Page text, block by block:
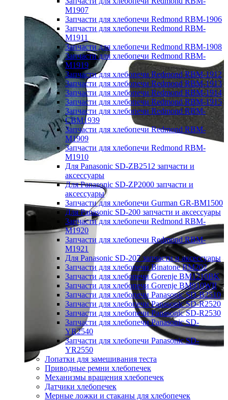
M1907
Запчасти для хлебопечи Redmond RBM-1906
Запчасти для хлебопечи Redmond RBM-
M1911
Запчасти для хлебопечи Redmond RBM-1908
Запчасти для хлебопечи Redmond RBM-
M1919
Запчасти для хлебопечи Redmond RBM-1912
Запчасти для хлебопечи Redmond RBM-1913
Запчасти для хлебопечи Redmond RBM-1914
Запчасти для хлебопечи Redmond RBM-1915
Запчасти для хлебопечи Redmond RBM-
CBM1939
Запчасти для хлебопечи Redmond RBM-
M1909
Запчасти для хлебопечи Redmond RBM-
M1910
Для Panasonic SD-ZB2512 запчасти и
аксессуары
Для Panasonic SD-ZP2000 запчасти и
аксессуары
Запчасти для хлебопечи Gurman GR-BM1500
Для Panasonic SD-200 запчасти и аксессуары
Запчасти для хлебопечи Redmond RBM-
M1920
Запчасти для хлебопечи Redmond RBM-
M1921
Для Panasonic SD-207 запчасти и аксессуары
Запчасти для хлебопечи Binatone BM202
Запчасти для хлебопечи Gorenje BM1210BK
Запчасти для хлебопечи Gorenje BM910WII
Запчасти для хлебопечи Panasonic SD-B2510
Запчасти для хлебопечи Panasonic SD-R2520
Запчасти для хлебопечи Panasonic SD-R2530
Запчасти для хлебопечи Panasonic SD-
YR2540
Запчасти для хлебопечи Panasonic SD-
YR2550
Лопатки для замешивания теста
Приводные ремни хлебопечек
Механизмы вращения хлебопечек
Датчики хлебопечек
Мерные ложки и стаканы для хлебопечек